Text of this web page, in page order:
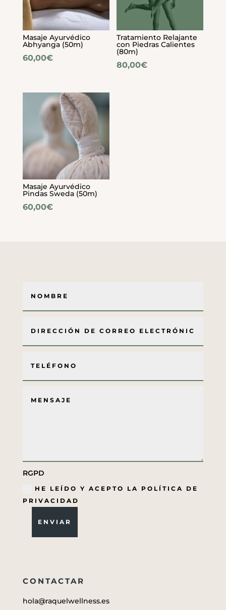
Masaje Ayurvédico
Abhyanga (50m)
60,00€
Tratamiento Relajante
con Piedras Calientes
(80m)
80,00€
Masaje Ayurvédico
Pindas Sweda (50m)
60,00€
RGPD
HE LEÍDO Y ACEPTO LA POLÍTICA DE
PRIVACIDAD
ENVIAR
CONTACTAR
hola@raquelwellness.es